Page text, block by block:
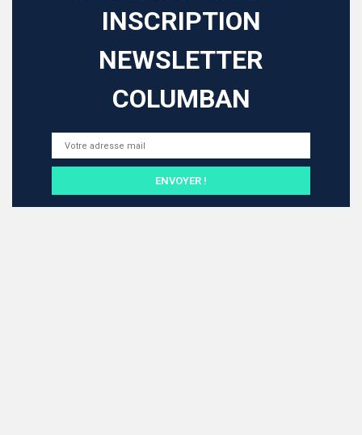
INSCRIPTION
NEWSLETTER
COLUMBAN